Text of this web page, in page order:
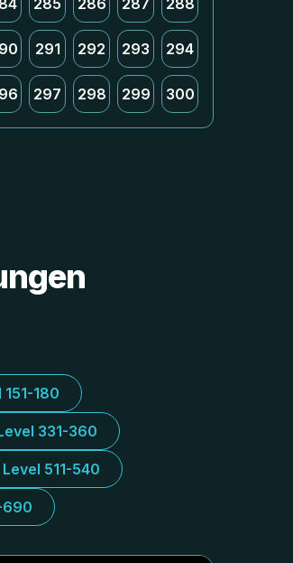
285 286 287 288
291 292 293 294
297 298 299 300
151-180
331-360
Level 511-540
690